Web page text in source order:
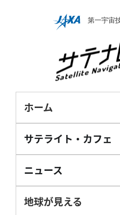
ホーム
サテライト・カフェ
ニュース
地球が見える